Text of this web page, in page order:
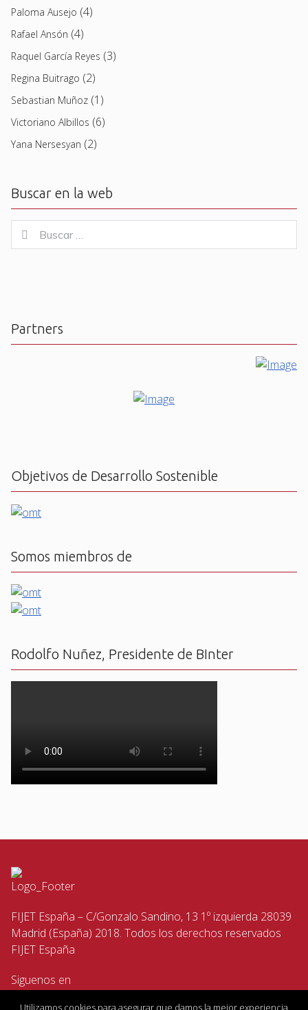
Paloma Ausejo (4)
Rafael Ansón (4)
Raquel García Reyes (3)
Regina Buitrago (2)
Sebastian Muñoz (1)
Victoriano Albillos (6)
Yana Nersesyan (2)
Buscar en la web
for:
Buscar
Partners
Objetivos de Desarrollo Sostenible
Somos miembros de
Rodolfo Nuñez, Presidente de BInter
FIJET España – C/Gonzalo Sandino, 13 1º izquierda 28039
Madrid (España) 2018. Todos los derechos reservados
FIJET España
Siguenos en
Utilizamos cookies para asegurar que damos la mejor experiencia